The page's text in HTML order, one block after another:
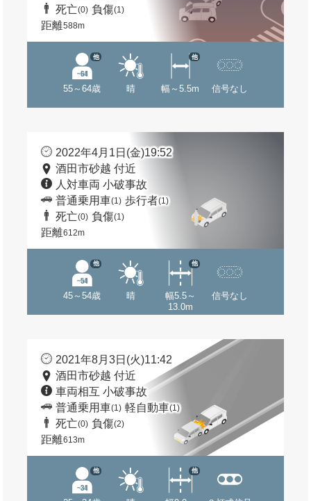
死亡(0) 負傷(1)
距離588m
55～64歳
他
晴 幅～5.5m
他
信号なし
2022年4月1日(金)19:52
酒田市砂越 付近
人対車両 小破事故
普通乗用車(1) 歩行者(1)
死亡(0) 負傷(1)
距離612m
45～54歳
他
晴
幅5.5～
13.0m
他
信号なし
2021年8月3日(火)11:42
酒田市砂越 付近
車両相互 小破事故
普通乗用車(1) 軽自動車(1)
死亡(0) 負傷(2)
距離613m
他 他